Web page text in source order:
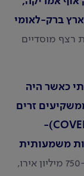
ברק-לאומי
רצף מוסדיים
כאשר היה
זרים
אג"ח מגובה משכנתאות (COVERED BOND)-
משמעותית
. הגיוס, שעמד על כ-750 מיליון אירו,